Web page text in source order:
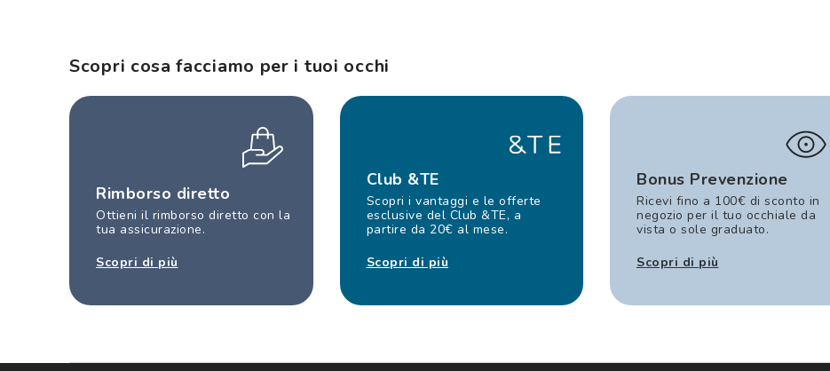
Scopri cosa facciamo per i tuoi occhi
Rimborso diretto
Ottieni il rimborso diretto con la
tua assicurazione.
Scopri di più
Club &TE
Scopri i vantaggi e le offerte
esclusive del Club &TE, a
partire da 20€ al mese.
Scopri di più
Bonus Prevenzione
Ricevi fino a 100€ di sconto in
negozio per il tuo occhiale da
vista o sole graduato.
Scopri di più